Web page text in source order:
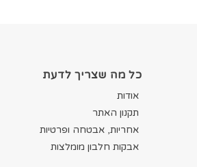
כל מה שצריך לדעת
אודות
תקנון האתר
אחריות, אבטחה ופרטיות
אבקות חלבון מומלצות